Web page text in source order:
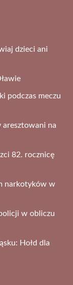
dzieci ani
podczas meczu
aresztowani na
82. rocznicę
narkotyków w
w obliczu
Hołd dla